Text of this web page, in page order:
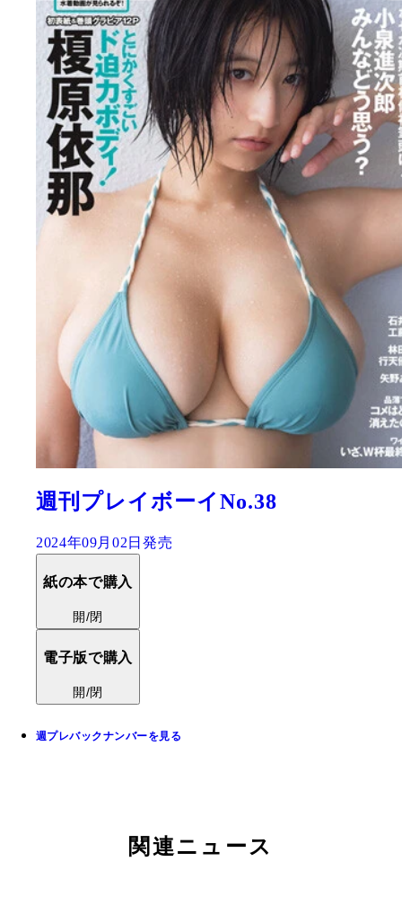
週刊プレイボーイNo.38
2024年09月02日発売
紙の本で購入
開/閉
電子版で購入
開/閉
週プレバックナンバーを見る
関連ニュース